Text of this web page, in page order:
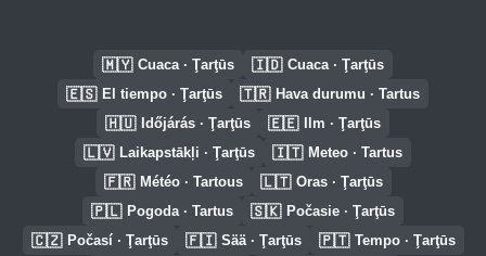
🇲🇾 Cuaca · Ţarţūs 🇮🇩 Cuaca · Ţarţūs
🇪🇸 El tiempo · Ţarţūs 🇹🇷 Hava durumu · Tartus
🇭🇺 Időjárás · Ţarţūs 🇪🇪 Ilm · Ţarţūs
🇱🇻 Laikapstākļi · Ţarţūs 🇮🇹 Meteo · Tartus
🇫🇷 Météo · Tartous 🇱🇹 Oras · Ţarţūs
🇵🇱 Pogoda · Tartus 🇸🇰 Počasie · Ţarţūs
🇨🇿 Počasí · Ţarţūs 🇫🇮 Sää · Ţarţūs 🇵🇹 Tempo · Ţarţūs